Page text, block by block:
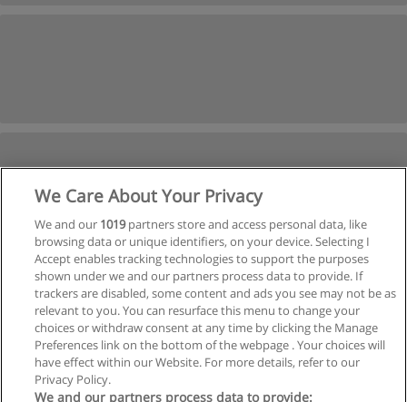
Próxima
Página1de4
Regras de uso
We Care About Your Privacy
We and our 1019partners store and access personal data, like
browsing data or unique identifiers, on your device. Selecting I
Accept enables tracking technologies to support the purposes
shown under we and our partners process data to provide. If
trackers are disabled, some content and ads you see may not be as
relevant to you. You can resurface this menu to change your
choices or withdraw consent at any time by clicking the Manage
Preferences link on the bottom of the webpage . Your choices will
have effect within our Website. For more details, refer to our
Privacy Policy.
We and our partners process data to provide: